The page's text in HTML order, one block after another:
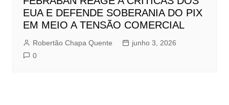
EUA E DEFENDE SOBERANIA DO PIX
EM MEIO A TENSÃO COMERCIAL
Robertão Chapa Quente
junho 3, 2026
0